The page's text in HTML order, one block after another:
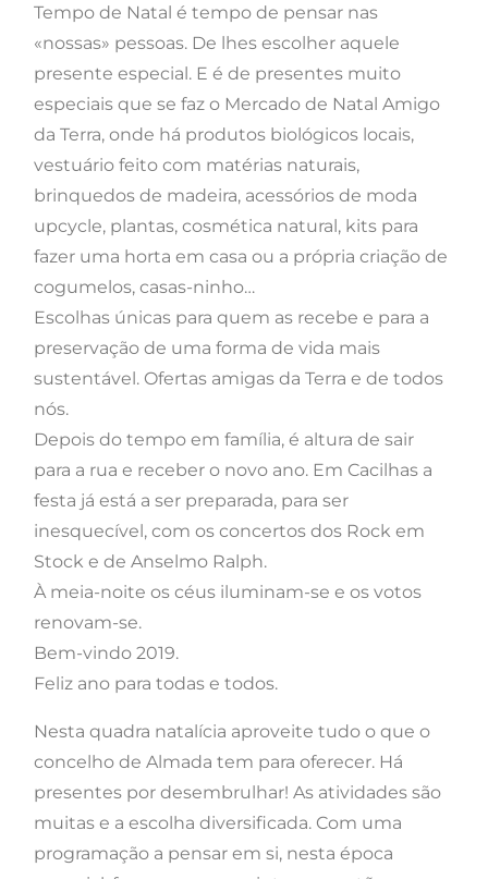
Tempo de Natal é tempo de pensar nas
«nossas» pessoas. De lhes escolher aquele
presente especial. E é de presentes muito
especiais que se faz o Mercado de Natal Amigo
da Terra, onde há produtos biológicos locais,
vestuário feito com matérias naturais,
brinquedos de madeira, acessórios de moda
upcycle, plantas, cosmética natural, kits para
fazer uma horta em casa ou a própria criação de
cogumelos, casas-ninho…
Escolhas únicas para quem as recebe e para a
preservação de uma forma de vida mais
sustentável. Ofertas amigas da Terra e de todos
nós.
Depois do tempo em família, é altura de sair
para a rua e receber o novo ano. Em Cacilhas a
festa já está a ser preparada, para ser
inesquecível, com os concertos dos Rock em
Stock e de Anselmo Ralph.
À meia-noite os céus iluminam-se e os votos
renovam-se.
Bem-vindo 2019.
Feliz ano para todas e todos.
Nesta quadra natalícia aproveite tudo o que o
concelho de Almada tem para oferecer. Há
presentes por desembrulhar! As atividades são
muitas e a escolha diversificada. Com uma
programação a pensar em si, nesta época